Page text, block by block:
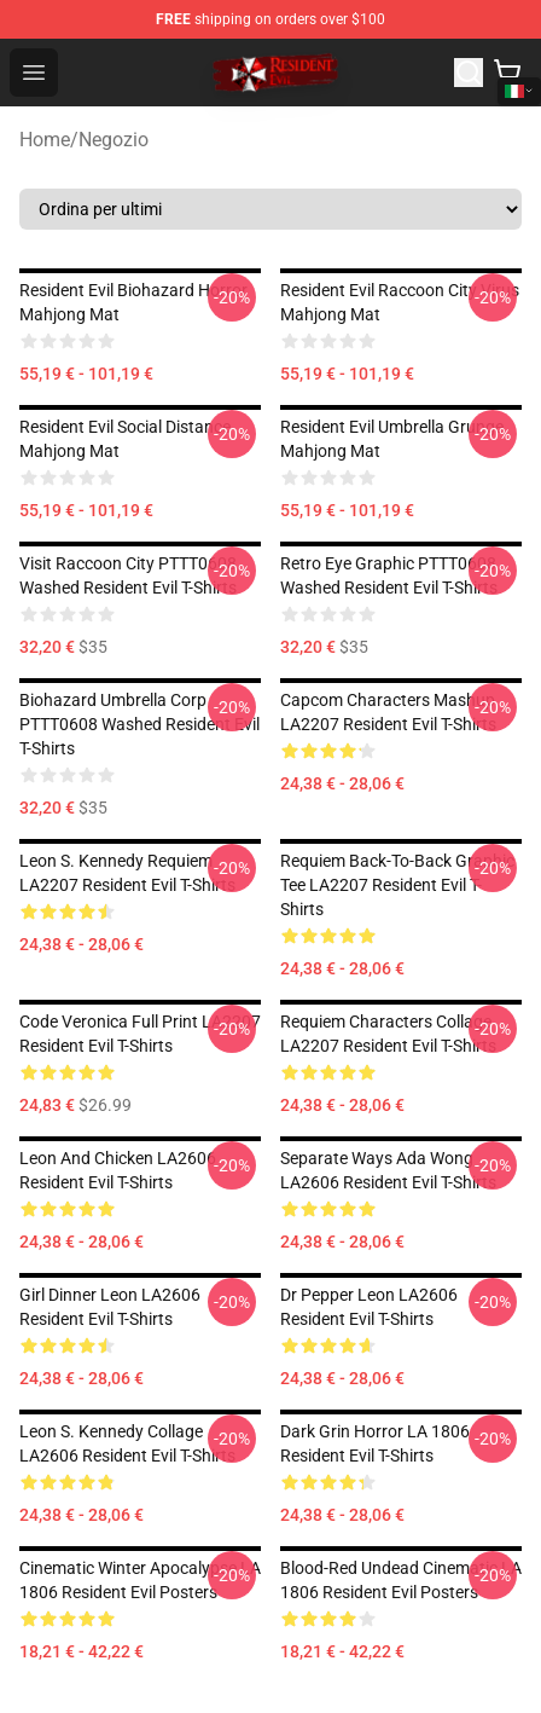
FREE shipping on orders over $100
Open menu
Resident Evil Shop - Official Resident Evil Merchandise
Home/Negozio
Resident Evil Biohazard Horror
Mahjong Mat
55,19 € - 101,19 €
-20%
Resident Evil Raccoon City Virus
Mahjong Mat
55,19 € - 101,19 €
-20%
Resident Evil Social Distance
Mahjong Mat
55,19 € - 101,19 €
-20%
Resident Evil Umbrella Grunge
Mahjong Mat
55,19 € - 101,19 €
-20%
Visit Raccoon City PTTT0608
Washed Resident Evil T-Shirts
32,20 €$35
-20%
Retro Eye Graphic PTTT0608
Washed Resident Evil T-Shirts
32,20 €$35
-20%
Biohazard Umbrella Corp
PTTT0608 Washed Resident Evil
T-Shirts
32,20 €$35
-20%
Capcom Characters Mashup
LA2207 Resident Evil T-Shirts
24,38 € - 28,06 €
-20%
Leon S. Kennedy Requiem
LA2207 Resident Evil T-Shirts
24,38 € - 28,06 €
-20%
Requiem Back-To-Back Graphic
Tee LA2207 Resident Evil T-
Shirts
24,38 € - 28,06 €
-20%
Code Veronica Full Print LA2207
Resident Evil T-Shirts
24,83 €$26.99
-20%
Requiem Characters Collage
LA2207 Resident Evil T-Shirts
24,38 € - 28,06 €
-20%
Leon And Chicken LA2606
Resident Evil T-Shirts
24,38 € - 28,06 €
-20%
Separate Ways Ada Wong
LA2606 Resident Evil T-Shirts
24,38 € - 28,06 €
-20%
Girl Dinner Leon LA2606
Resident Evil T-Shirts
24,38 € - 28,06 €
-20%
Dr Pepper Leon LA2606
Resident Evil T-Shirts
24,38 € - 28,06 €
-20%
Leon S. Kennedy Collage
LA2606 Resident Evil T-Shirts
24,38 € - 28,06 €
-20%
Dark Grin Horror LA 1806
Resident Evil T-Shirts
24,38 € - 28,06 €
-20%
Cinematic Winter Apocalypse LA
1806 Resident Evil Posters
18,21 € - 42,22 €
-20%
Blood-Red Undead Cinematic LA
1806 Resident Evil Posters
18,21 € - 42,22 €
-20%